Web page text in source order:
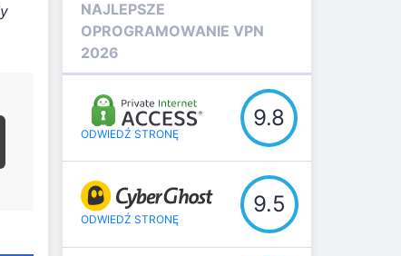
NAJLEPSZE
OPROGRAMOWANIE VPN
2026
ODWIEDŹ STRONĘ
9.8
ODWIEDŹ STRONĘ
9.5